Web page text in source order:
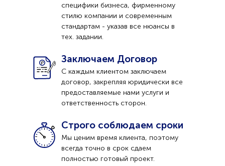
специфики бизнеса, фирменному
стилю компании и современным
стандартам - указав все нюансы в
тех. задании.
Заключаем Договор
С каждым клиентом заключаем
договор, закрепляя юридически все
предоставляемые нами услуги и
ответственность сторон.
Строго соблюдаем сроки
Мы ценим время клиента, поэтому
всегда точно в срок сдаем
полностью готовый проект.